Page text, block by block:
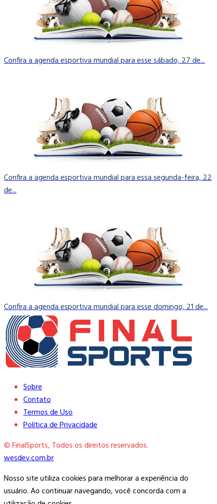
Confira a agenda esportiva mundial para esse sábado, 27 de...
Confira a agenda esportiva mundial para essa segunda-feira, 22
de...
Confira a agenda esportiva mundial para esse domingo, 21 de...
Sobre
Contato
Termos de Uso
Política de Privacidade
© FinalSports, Todos os direitos reservados.
wesdev.com.br
Nosso site utiliza cookies para melhorar a experiência do
usuário. Ao continuar navegando, você concorda com a